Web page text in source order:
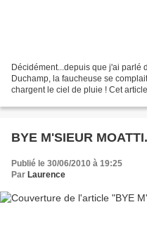
Décidément...depuis que j'ai parlé
Duchamp, la faucheuse se
chargent le ciel de pluie ! Cet
BYE M'SIEUR
Publié le 30/06/2010 à 19:25
Par Laurence